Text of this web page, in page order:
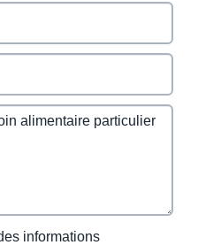
informations